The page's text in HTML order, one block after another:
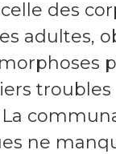
des
adultes,
troubles
ne